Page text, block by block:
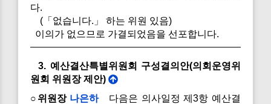
다.
(「없습니다.」 하는 위원 있음)
이의가 없으므로 가결되었음을 선포합니다.
3. 예산결산특별위원회 구성결의안(의회운영위
원회 위원장 제안)
○위원장 나은하다음은 의사일정 제3항 예산결